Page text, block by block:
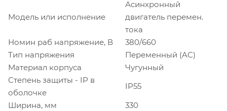
Модель или исполнение
Асинхронный
двигатель перемен.
тока
Номин раб напряжение, В
380/660
Тип напряжения
Переменный (AC)
Материал корпуса
Чугунный
Степень защиты - IP в
оболочке
IP55
Ширина, мм
330